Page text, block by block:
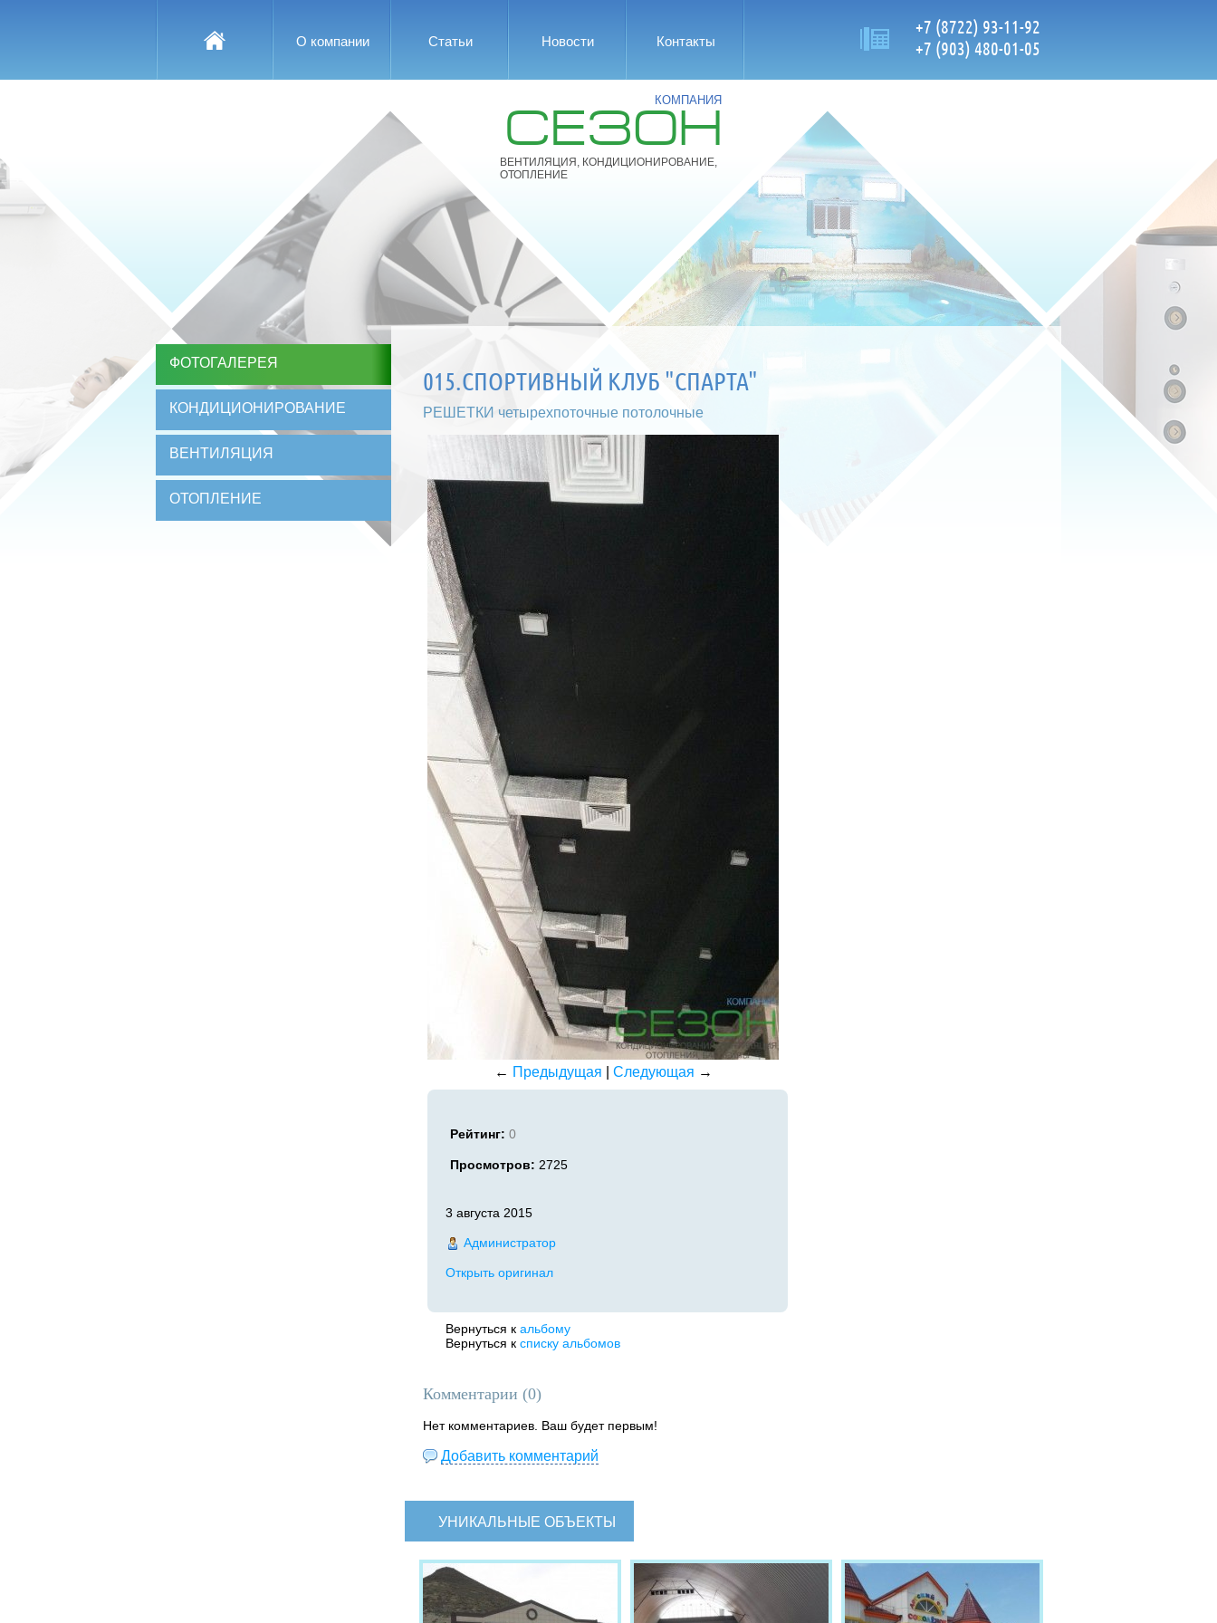
О компании Статьи Новости Контакты
+7 (8722) 93-11-92
+7 (903) 480-01-05
КОМПАНИЯ
СЕЗОН
ВЕНТИЛЯЦИЯ, КОНДИЦИОНИРОВАНИЕ,
ОТОПЛЕНИЕ
ФОТОГАЛЕРЕЯ
КОНДИЦИОНИРОВАНИЕ
ВЕНТИЛЯЦИЯ
ОТОПЛЕНИЕ
015.СПОРТИВНЫЙ КЛУБ "СПАРТА"
РЕШЕТКИ четырехпоточные потолочные
← Предыдущая Следующая →
Рейтинг: 0
Просмотров: 2725
3 августа 2015
Администратор
Открыть оригинал
Вернуться к альбому
Вернуться к списку альбомов
Комментарии (0)
Нет комментариев. Ваш будет первым!
Добавить комментарий
УНИКАЛЬНЫЕ ОБЪЕКТЫ